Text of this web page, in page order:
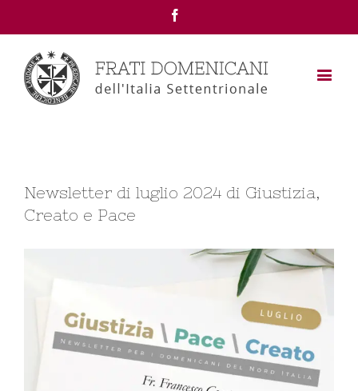
Newsletter di luglio 2024 di Giustizia,
Creato e Pace